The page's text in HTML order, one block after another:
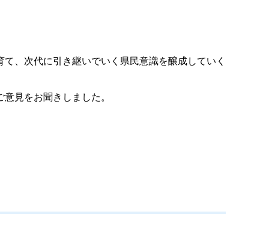
、次代に引き継いでいく県民意識を醸成していく
見をお聞きしました。